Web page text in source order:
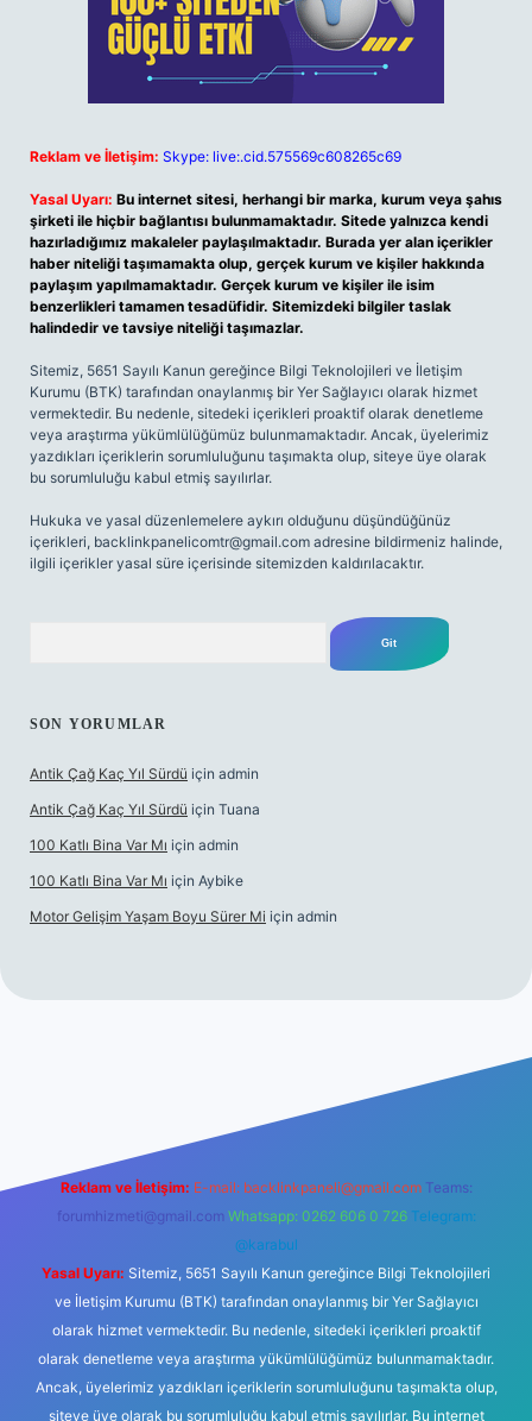
Reklam ve İletişim: Skype: live:.cid.575569c608265c69
Yasal Uyarı: Bu internet sitesi, herhangi bir marka, kurum veya şahıs
şirketi ile hiçbir bağlantısı bulunmamaktadır. Sitede yalnızca kendi
hazırladığımız makaleler paylaşılmaktadır. Burada yer alan içerikler
haber niteliği taşımamakta olup, gerçek kurum ve kişiler hakkında
paylaşım yapılmamaktadır. Gerçek kurum ve kişiler ile isim
benzerlikleri tamamen tesadüfidir. Sitemizdeki bilgiler taslak
halindedir ve tavsiye niteliği taşımazlar.
Sitemiz, 5651 Sayılı Kanun gereğince Bilgi Teknolojileri ve İletişim
Kurumu (BTK) tarafından onaylanmış bir Yer Sağlayıcı olarak hizmet
vermektedir. Bu nedenle, sitedeki içerikleri proaktif olarak denetleme
veya araştırma yükümlülüğümüz bulunmamaktadır. Ancak, üyelerimiz
yazdıkları içeriklerin sorumluluğunu taşımakta olup, siteye üye olarak
bu sorumluluğu kabul etmiş sayılırlar.
Hukuka ve yasal düzenlemelere aykırı olduğunu düşündüğünüz
içerikleri, backlinkpanelicomtr@gmail.com adresine bildirmeniz halinde,
ilgili içerikler yasal süre içerisinde sitemizden kaldırılacaktır.
SON YORUMLAR
Antik Çağ Kaç Yıl Sürdü için admin
Antik Çağ Kaç Yıl Sürdü için Tuana
100 Katlı Bina Var Mı için admin
100 Katlı Bina Var Mı için Aybike
Motor Gelişim Yaşam Boyu Sürer Mi için admin
Reklam ve İletişim: E-mail: backlinkpaneli@gmail.com Teams:
forumhizmeti@gmail.com Whatsapp: 0262 606 0 726 Telegram:
@karabul
Yasal Uyarı: Sitemiz, 5651 Sayılı Kanun gereğince Bilgi Teknolojileri
ve İletişim Kurumu (BTK) tarafından onaylanmış bir Yer Sağlayıcı
olarak hizmet vermektedir. Bu nedenle, sitedeki içerikleri proaktif
olarak denetleme veya araştırma yükümlülüğümüz bulunmamaktadır.
Ancak, üyelerimiz yazdıkları içeriklerin sorumluluğunu taşımakta olup,
siteye üye olarak bu sorumluluğu kabul etmiş sayılırlar. Bu internet